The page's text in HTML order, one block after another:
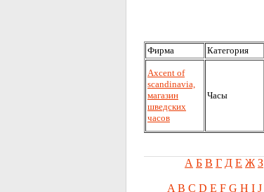
Фирма Категория
Аxcent of
scandinavia,
магазин
шведских
часов
Часы
А Б В Г Д Е Ж З
A B C D E F G H I J